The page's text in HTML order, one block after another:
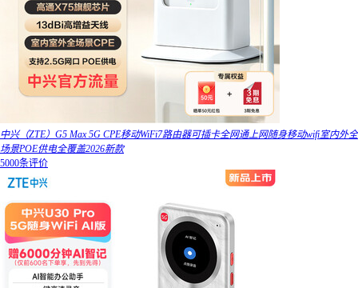
中兴（ZTE）G5 Max 5G CPE移动WiFi7路由器可插卡全网通上网随身移动wifi室内外全
场景POE供电全覆盖2026新款
5000条评价